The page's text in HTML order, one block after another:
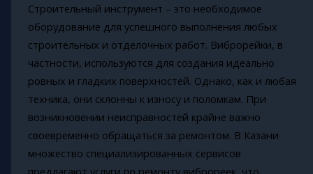
Строительный инструмент – это необходимое
оборудование для успешного выполнения любых
строительных и отделочных работ. Виброрейки, в
частности, используются для создания идеально
ровных и гладких поверхностей. Однако, как и любая
техника, они склонны к износу и поломкам. При
возникновении неисправностей крайне важно
своевременно обращаться за ремонтом. В Казани
множество специализированных сервисов
предлагают услуги по ремонту виброреек, что